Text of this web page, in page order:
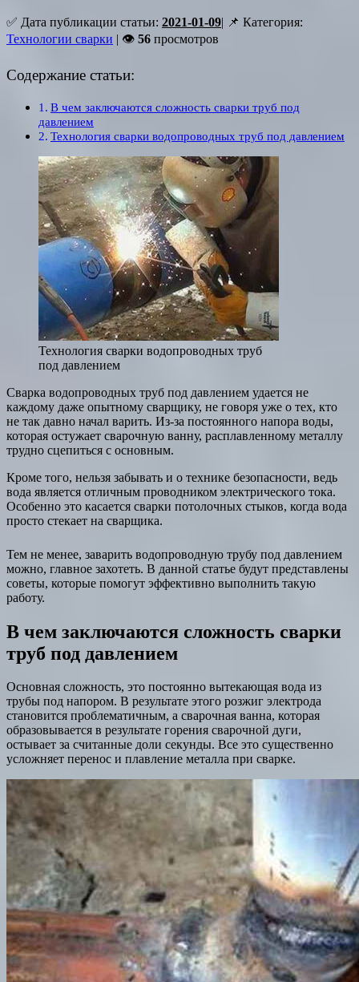
✅ Дата публикации статьи: 2021-01-09| 📌 Категория:
Технологии сварки | 👁 56 просмотров
Содержание статьи:
В чем заключаются сложность сварки труб под
давлением
Технология сварки водопроводных труб под давлением
Технология сварки водопроводных труб
под давлением
Сварка водопроводных труб под давлением удается не
каждому даже опытному сварщику, не говоря уже о тех, кто
не так давно начал варить. Из-за постоянного напора воды,
которая остужает сварочную ванну, расплавленному металлу
трудно сцепиться с основным.
Кроме того, нельзя забывать и о технике безопасности, ведь
вода является отличным проводником электрического тока.
Особенно это касается сварки потолочных стыков, когда вода
просто стекает на сварщика.
Тем не менее, заварить водопроводную трубу под давлением
можно, главное захотеть. В данной статье будут представлены
советы, которые помогут эффективно выполнить такую
работу.
В чем заключаются сложность сварки
труб под давлением
Основная сложность, это постоянно вытекающая вода из
трубы под напором. В результате этого розжиг электрода
становится проблематичным, а сварочная ванна, которая
образовывается в результате горения сварочной дуги,
остывает за считанные доли секунды. Все это существенно
усложняет перенос и плавление металла при сварке.